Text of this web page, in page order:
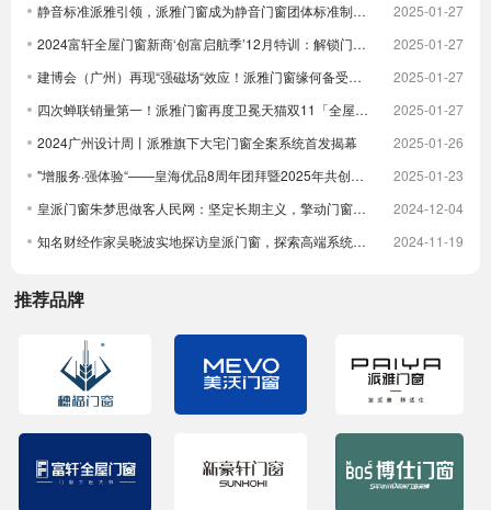
静音标准派雅引领，派雅门窗成为静音门窗团体标准制定者
2025-01-27
2024富轩全屋门窗新商‘创富启航季’12月特训：解锁门窗界新航海图，共铸辉煌未来篇章
2025-01-27
建博会（广州）再现“强磁场“效应！派雅门窗缘何备受青睐？
2025-01-27
四次蝉联销量第一！派雅门窗再度卫冕天猫双11「全屋定制窗类目全周期热销第一」
2025-01-27
2024广州设计周丨派雅旗下大宅门窗全案系统首发揭幕
2025-01-26
"增服务·强体验“——皇海优品8周年团拜暨2025年共创大会圆满举行
2025-01-23
皇派门窗朱梦思做客人民网：坚定长期主义，擎动门窗高质量发展
2024-12-04
知名财经作家吴晓波实地探访皇派门窗，探索高端系统门窗智造实力，深入体验高端隔音门窗
2024-11-19
推荐品牌